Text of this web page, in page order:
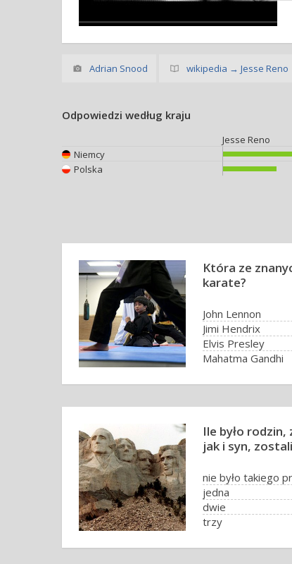
Adrian Snood wikipedia → Jesse Reno
Odpowiedzi według kraju
Jesse Reno
Niemcy
Polska
Która ze
karate?
John Lennon
Jimi Hendrix
Elvis Presley
Mahatma Gandhi
Ile było
jak i syn,
nie było takiego
jedna
dwie
trzy